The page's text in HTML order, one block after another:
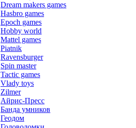
Dream makers games
Hasbro games
Epoch games
Hobby world
Mattel games
Piatnik
Ravensburger
Spin master
Tactic games
Vlady toys
Zilmer
Айрис-Пресс
Банда умников
Геодом